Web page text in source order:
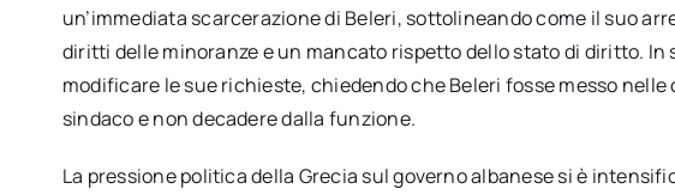
un’immediata scarcerazione di Beleri, sottolineando come il suo
diritti delle minoranze e un mancato rispetto dello stato di diritto. In
modificare le sue richieste, chiedendo che Beleri fosse messo
sindaco e non decadere dalla funzione.
La pressione politica della Grecia sul governo albanese si è